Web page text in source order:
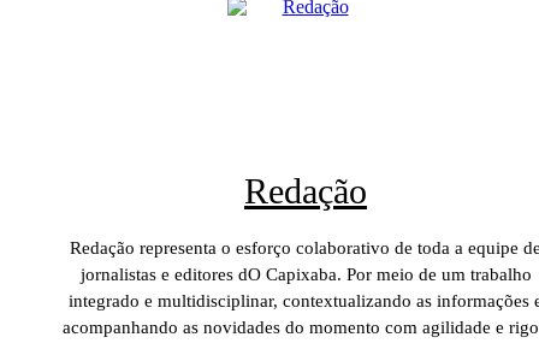
Redação
Redação representa o esforço colaborativo de toda a equipe
jornalistas e editores dO Capixaba. Por meio de um trabalho
integrado e multidisciplinar, contextualizando as informações
acompanhando as novidades do momento com agilidade e